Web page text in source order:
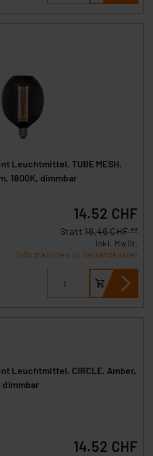
Leuchtmittel, TUBE MESH,
1800K, dimmbar
14.52 CHF
Statt16.46 CHF **
inkl. MwSt.
Informationen zu Versandkosten
Leuchtmittel, CIRCLE, Amber,
dimmbar
14.52 CHF